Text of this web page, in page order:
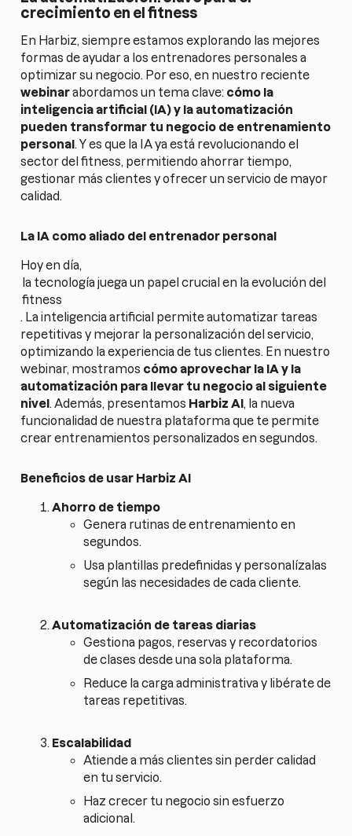
crecimiento en el fitness
En Harbiz, siempre estamos explorando las mejores
formas de ayudar a los entrenadores personales a
optimizar su negocio. Por eso, en nuestro reciente
webinarabordamos un tema clave: cómo la
inteligencia artificial (IA) y la automatización
pueden transformar tu negocio de entrenamiento
personal. Y es que la IA ya está revolucionando el
sector del fitness, permitiendo ahorrar tiempo,
gestionar más clientes y ofrecer un servicio de mayor
calidad.
La IA como aliado del entrenador personal
Hoy en día,
la tecnología juega un papel crucial en la evolución del
fitness
. La inteligencia artificial permite automatizar tareas
repetitivas y mejorar la personalización del servicio,
optimizando la experiencia de tus clientes. En nuestro
webinar, mostramos cómo aprovechar la IA y la
automatización para llevar tu negocio al siguiente
nivel. Además, presentamos Harbiz AI, la nueva
funcionalidad de nuestra plataforma que te permite
crear entrenamientos personalizados en segundos.
Beneficios de usar Harbiz AI
Ahorro de tiempo
Genera rutinas de entrenamiento en
segundos.
Usa plantillas predefinidas y personalízalas
según las necesidades de cada cliente.
Automatización de tareas diarias
Gestiona pagos, reservas y recordatorios
de clases desde una sola plataforma.
Reduce la carga administrativa y libérate de
tareas repetitivas.
Escalabilidad
Atiende a más clientes sin perder calidad
en tu servicio.
Haz crecer tu negocio sin esfuerzo
adicional.